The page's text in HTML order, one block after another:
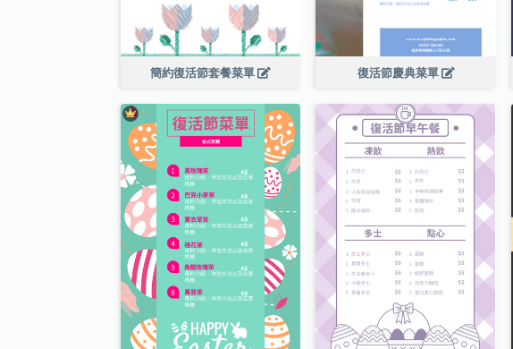
簡約復活節套餐菜單 復活節慶典菜單